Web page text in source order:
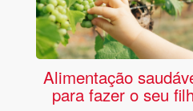
Alimentação
para fazer o seu